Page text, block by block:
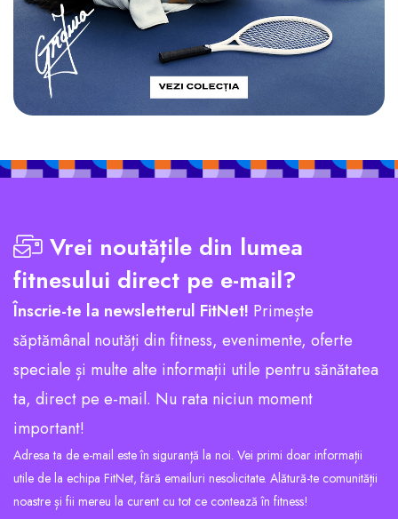
Vrei noutățile din lumea
fitnesului direct pe e-mail?
Înscrie-te la newsletterul FitNet! Primește
săptămânal noutăți din fitness, evenimente, oferte
speciale și multe alte informații utile pentru sănătatea
ta, direct pe e-mail. Nu rata niciun moment
important!
Adresa ta de e-mail este în siguranță la noi. Vei primi doar informații
utile de la echipa FitNet, fără emailuri nesolicitate. Alătură-te comunității
noastre și fii mereu la curent cu tot ce contează în fitness!